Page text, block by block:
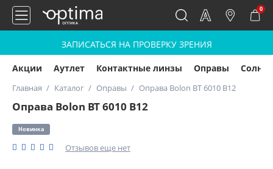
0
ЗАПИСАТЬСЯ НА ПРОВЕРКУ ЗРЕНИЯ
Акции Аутлет Контактные линзы Оправы
Главная Каталог Оправы Оправа Bolon BT 6010 B12
Оправа Bolon BT 6010 B12
Новинка
Отзывов еще нет